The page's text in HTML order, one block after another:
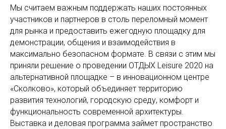
Мы считаем важным поддержать наших постоянных
участников и партнеров в столь переломный момент
для рынка и предоставить ежегодную площадку для
демонстрации, общения и взаимодействия в
максимально безопасном формате. В связи с этим мы
приняли решение о проведении ОТДЫХ Leisure 2020 на
альтернативной площадке – в инновационном центре
«Сколково», который объединяет территорию
развития технологий, городскую среду, комфорт и
функциональность современной архитектуры.
Выставка и деловая программа займет пространство